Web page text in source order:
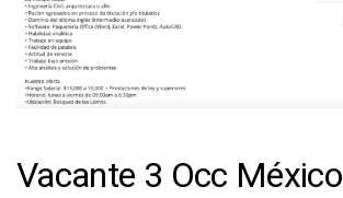
Vacante 3 Occ México